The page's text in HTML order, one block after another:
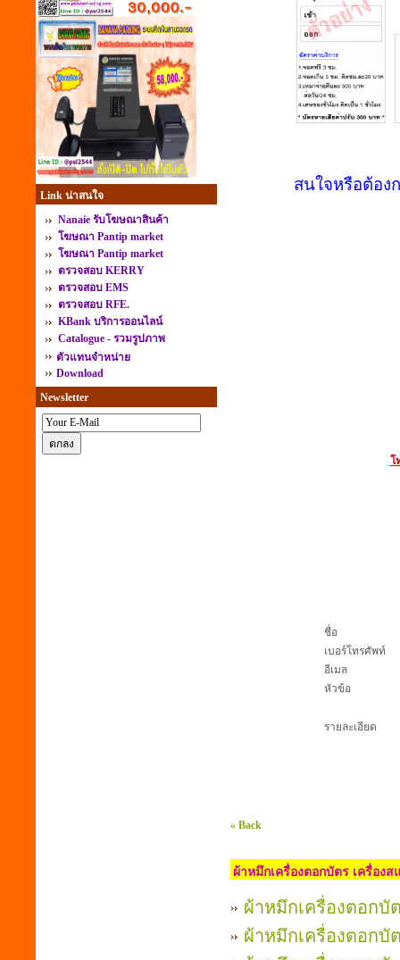
Link น่าสนใจ
Nanaie รับโฆษณาสินค้า
โฆษณา Pantip market
โฆษณา Pantip market
ตรวจสอบ KERRY
ตรวจสอบ EMS
ตรวจสอบ RFE.
KBank บริการออนไลน์
Catalogue - รวมรูปภาพ
ตัวแทนจำหน่าย
Download
Newsletter
สนใจหรือต้อง
โ
ชื่อ
เบอร์โทรศัพท์
อีเมล
หัวข้อ
รายละเอียด
« Back
ผ้าหมึกเครื่องตอกบัตร เครื่องส
ผ้าหมึกเครื่องตอกบั
ผ้าหมึกเครื่องตอกบั